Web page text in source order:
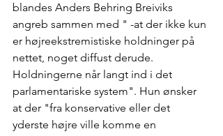
blandes Anders Behring Breiviks
angreb sammen med " -at der ikke kun
er højreekstremistiske holdninger på
nettet, noget diffust derude.
Holdningerne når langt ind i det
parlamentariske system". Hun ønsker
at der "fra konservative eller det
yderste højre ville komme en